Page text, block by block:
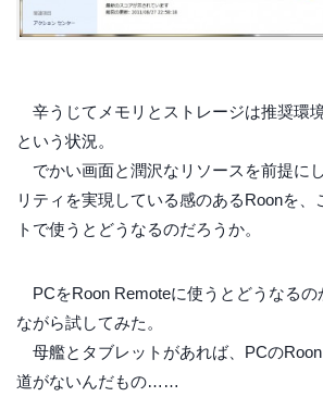
辛うじてメモリとストレージは推奨環
という状況。
でかい画面と潤沢なリソースを前提に
リティを実現している感のあるRoonを、
トで使うとどうなるのだろうか。
PCをRoon Remoteに使うとどうなるの
ながら試してみた。
母艦とタブレットがあれば、PCの
道がないんだもの……